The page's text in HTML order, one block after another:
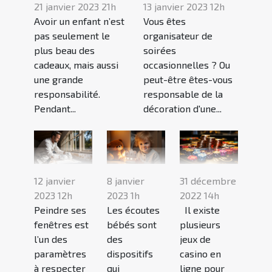
21 janvier 2023 21h
Avoir un enfant n’est
pas seulement le
plus beau des
cadeaux, mais aussi
une grande
responsabilité.
Pendant...
13 janvier 2023 12h
Vous êtes
organisateur de
soirées
occasionnelles ? Ou
peut-être êtes-vous
responsable de la
décoration d'une...
12 janvier
2023 12h
Peindre ses
fenêtres est
l’un des
paramètres
à respecter
8 janvier
2023 1h
Les écoutes
bébés sont
des
dispositifs
qui
31 décembre
2022 14h
Il existe
plusieurs
jeux de
casino en
ligne pour